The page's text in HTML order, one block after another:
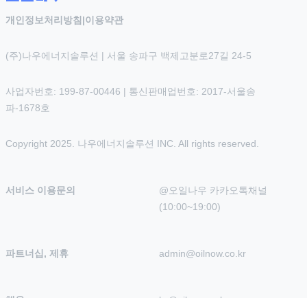
개인정보처리방침 |이용약관
(주)나우에너지솔루션 | 서울 송파구 백제고분로27길 24-5
사업자번호: 199-87-00446 | 통신판매업번호: 2017-서울송
파-1678호
Copyright 2025. 나우에너지솔루션 INC. All rights reserved.
서비스 이용문의
@오일나우 카카오톡채널
(10:00~19:00)
파트너십, 제휴 admin@oilnow.co.kr